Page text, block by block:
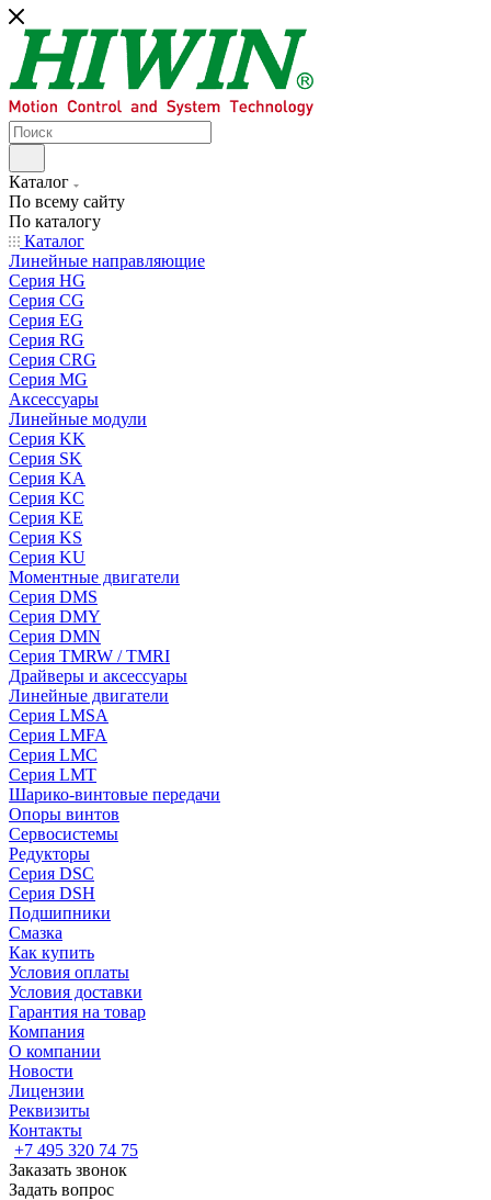
Каталог
По всему сайту
По каталогу
Каталог
Линейные направляющие
Серия HG
Серия CG
Серия EG
Серия RG
Серия CRG
Серия MG
Аксессуары
Линейные модули
Серия KK
Серия SK
Серия KA
Серия KC
Серия KE
Серия KS
Серия KU
Моментные двигатели
Серия DMS
Серия DMY
Серия DMN
Серия TMRW / TMRI
Драйверы и аксессуары
Линейные двигатели
Серия LMSA
Серия LMFA
Серия LMC
Серия LMT
Шарико-винтовые передачи
Опоры винтов
Сервосистемы
Редукторы
Серия DSC
Серия DSH
Подшипники
Смазка
Как купить
Условия оплаты
Условия доставки
Гарантия на товар
Компания
О компании
Новости
Лицензии
Реквизиты
Контакты
+7 495 320 74 75
Заказать звонок
Задать вопрос